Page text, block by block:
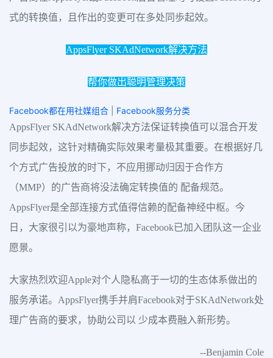
式的转换值，且作出的变更可在多处同歩起效。
AppsFlyer SKAdNetwork解决方法
帮你做出聪明管理决策
Facebook都在用社媒组合
Facebook服务分类
AppsFlyer SKAdNetwork解决方法保证转换值可以混合开发
同歩起效，这针对精确实际效果考量极其重要。在根据好几
个方式广告投放的时下，不应用挪动归因于合作方
（MMP）的广告商将没法确定转换值的 配备规范。
AppsFlyer是全部连接方式值得信赖的配备神经中枢。今
日，大家很引以为豪地声称，Facebook已加入团队这一企业
愿景。
大家热烈欢迎Apple对个人隐私高于一切的生态体系做出的
服务承诺。AppsFlyer携手并肩Facebook对于SKAdNetwork处
理广告商的要求，协助公司以 少成本费融入新形势。
--Benjamin Cole